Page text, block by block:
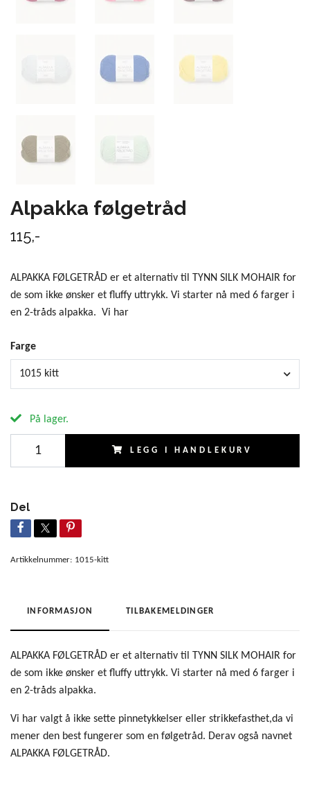
Alpakka følgetråd
115,-
ALPAKKA FØLGETRÅD er et alternativ til TYNN SILK MOHAIR for
de som ikke ønsker et fluffy uttrykk. Vi starter nå med 6 farger i
en 2-tråds alpakka. Vi har
Farge
1015 kitt
På lager.
LEGG I HANDLEKURV
Del
Artikkelnummer: 1015-kitt
INFORMASJON TILBAKEMELDINGER
ALPAKKA FØLGETRÅD er et alternativ til TYNN SILK MOHAIR for
de som ikke ønsker et fluffy uttrykk. Vi starter nå med 6 farger i
en 2-tråds alpakka.
Vi har valgt å ikke sette pinnetykkelser eller strikkefasthet,da vi
mener den best fungerer som en følgetråd. Derav også navnet
ALPAKKA FØLGETRÅD.